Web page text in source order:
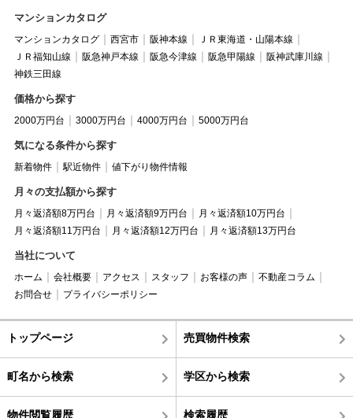
マンションカタログ
マンションカタログ 西宮市 阪神本線
ＪＲ東海道・山陽本線
ＪＲ福知山線
阪急神戸本線 阪急今津線 阪急甲陽線
阪神武庫川線
神鉄三田線
価格から探す
2000万円台 3000万円台 4000万円台 5000万円台
気になる条件から探す
新着物件 駅近物件 値下がり物件情報
月々の支払額から探す
月々返済額8万円台 月々返済額9万円台
月々返済額10万円台
月々返済額11万円台
月々返済額12万円台 月々返済額13万円台
当社について
ホーム 会社概要 アクセス スタッフ お客様の声
不動産コラム
お問合せ
プライバシーポリシー
トップページ 売買物件検索
町名から検索 学区から検索
物件閲覧履歴 検索履歴